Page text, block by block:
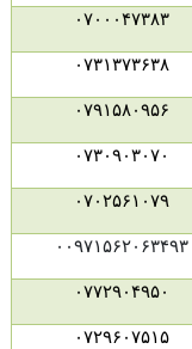
۰۷۰۰۰۴۷۳۸۳
۰۷۳۱۳۷۳۶۳۸
۰۷۹۱۵۸۰۹۵۶
۰۷۳۰۹۰۳۰۷۰
۰۷۰۲۵۶۱۰۷۹
۰۰۹۷۱۵۶۲۰۶۳۴۹۳
۰۷۷۲۹۰۴۹۵۰
۰۷۲۹۶۰۷۵۱۵